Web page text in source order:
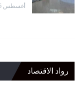
أغسطس 6, 2026
رواد الاقتصاد